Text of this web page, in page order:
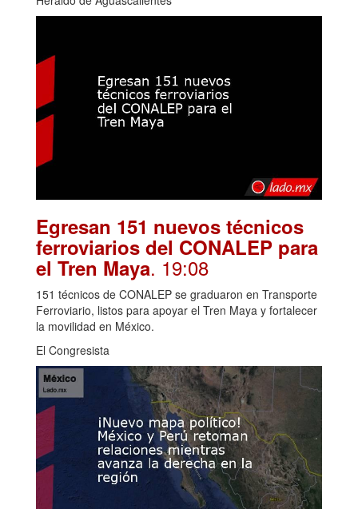
Egresan 151 nuevos técnicos
ferroviarios del CONALEP para
el Tren Maya. 19:08
151 técnicos de CONALEP se graduaron en Transporte
Ferroviario, listos para apoyar el Tren Maya y fortalecer
la movilidad en México.
El Congresista